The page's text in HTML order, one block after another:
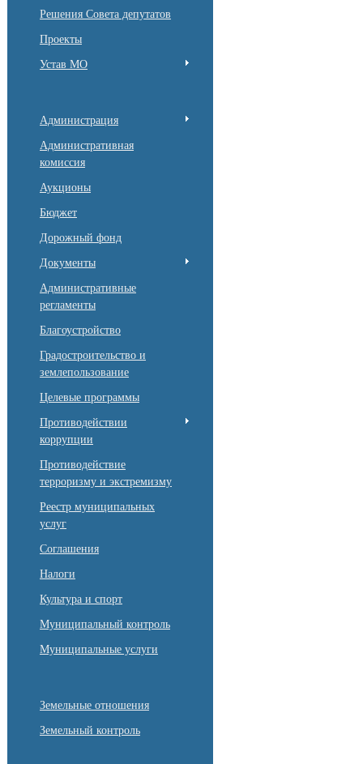
Решения Совета депутатов
Проекты
Устав МО
Администрация
Административная
комиссия
Аукционы
Бюджет
Дорожный фонд
Документы
Административные
регламенты
Благоустройство
Градостроительство и
землепользование
Целевые программы
Противодействии
коррупции
Противодействие
терроризму и экстремизму
Реестр муниципальных
услуг
Соглашения
Налоги
Культура и спорт
Муниципальный контроль
Муниципальные услуги
Земельные отношения
Земельный контроль